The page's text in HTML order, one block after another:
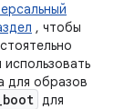
, чтобы
для образов
boot для